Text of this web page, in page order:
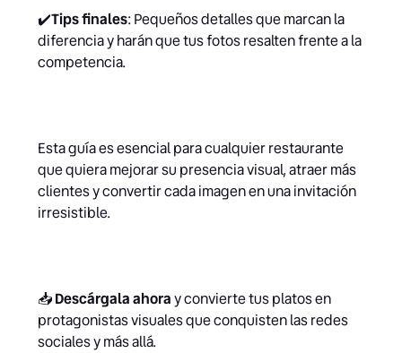
✔️Tips finales: Pequeños detalles que marcan la
diferencia y harán que tus fotos resalten frente a la
competencia.
Esta guía es esencial para cualquier restaurante
que quiera mejorar su presencia visual, atraer más
clientes y convertir cada imagen en una invitación
irresistible.
📥Descárgala ahoray convierte tus platos en
protagonistas visuales que conquisten las redes
sociales y más allá.